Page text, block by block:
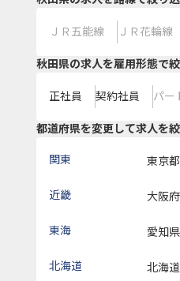
ＪＲ五能線 ＪＲ花輪線
秋田県の求人を雇用形態で
正社員 契約社員 パー
都道府県を変更して求人を
関東 東京都
近畿 大阪府
東海 愛知県
北海道 北海道